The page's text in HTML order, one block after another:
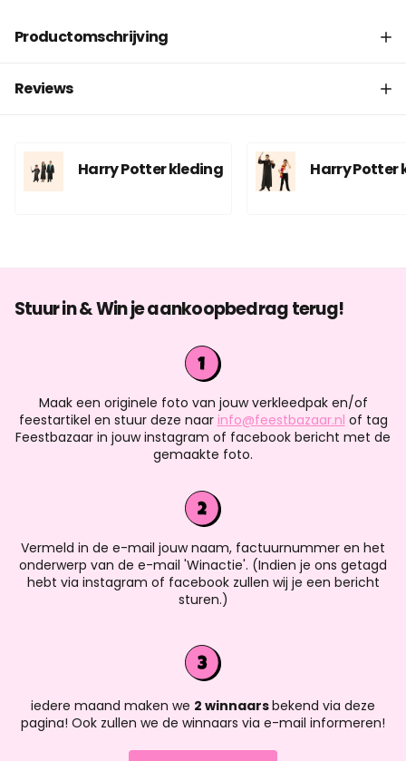
Productomschrijving
Reviews
Harry Potter kleding Harry Potter
Stuur in & Win je aankoopbedrag terug!
Maak een originele foto van jouw verkleedpak en/of
feestartikel en stuur deze naar info@feestbazaar.nl of tag
Feestbazaar in jouw instagram of facebook bericht met de
gemaakte foto.
Vermeld in de e-mail jouw naam, factuurnummer en het
onderwerp van de e-mail 'Winactie'. (Indien je ons getagd
hebt via instagram of facebook zullen wij je een bericht
sturen.)
iedere maand maken we 2 winnaarsbekend via deze
pagina! Ook zullen we de winnaars via e-mail informeren!